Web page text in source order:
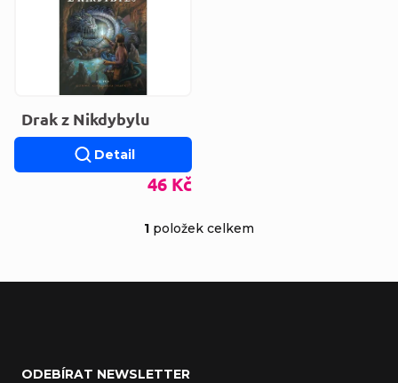
Drak z Nikdybylu
46 Kč
Detail
1 položek celkem
ODEBÍRAT NEWSLETTER